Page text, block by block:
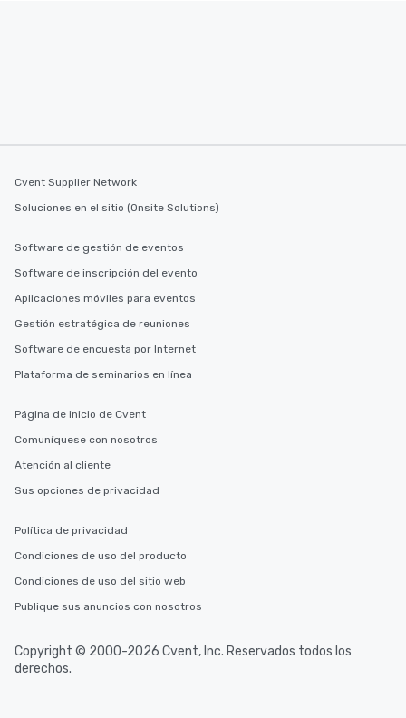
Cvent Supplier Network
Soluciones en el sitio (Onsite Solutions)
Software de gestión de eventos
Software de inscripción del evento
Aplicaciones móviles para eventos
Gestión estratégica de reuniones
Software de encuesta por Internet
Plataforma de seminarios en línea
Página de inicio de Cvent
Comuníquese con nosotros
Atención al cliente
Sus opciones de privacidad
Política de privacidad
Condiciones de uso del producto
Condiciones de uso del sitio web
Publique sus anuncios con nosotros
Copyright © 2000-2026 Cvent, Inc. Reservados todos los
derechos.